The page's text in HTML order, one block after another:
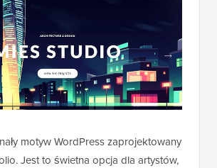
motyw WordPress zaprojektowany
Jest to świetna opcja dla artystów,